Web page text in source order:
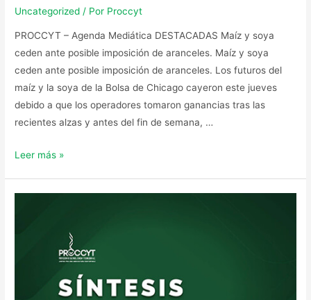
Uncategorized / Por Proccyt
PROCCYT – Agenda Mediática DESTACADAS Maíz y soya
ceden ante posible imposición de aranceles. Maíz y soya
ceden ante posible imposición de aranceles. Los futuros del
maíz y la soya de la Bolsa de Chicago cayeron este jueves
debido a que los operadores tomaron ganancias tras las
recientes alzas y antes del fin de semana, …
Leer más »